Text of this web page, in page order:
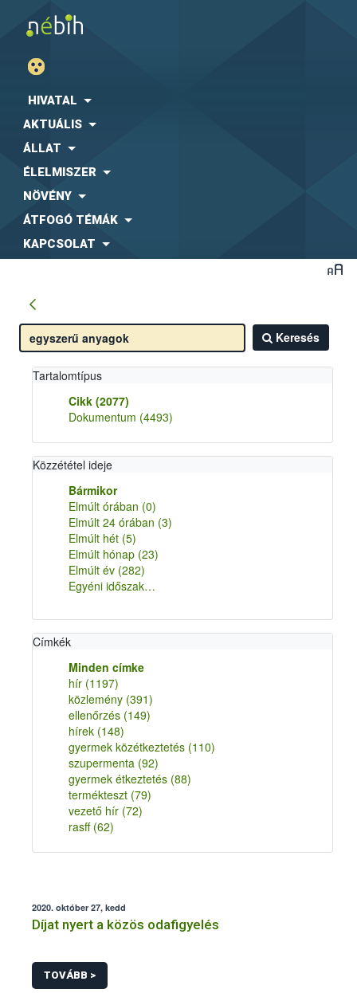
HIVATAL
AKTUÁLIS
ÁLLAT
ÉLELMISZER
NÖVÉNY
ÁTFOGÓ TÉMÁK
KAPCSOLAT
Keresés
Tartalomtípus
Cikk (2077)
Dokumentum (4493)
Közzététel ideje
Bármikor
Elmúlt órában (0)
Elmúlt 24 órában (3)
Elmúlt hét (5)
Elmúlt hónap (23)
Elmúlt év (282)
Egyéni időszak…
Címkék
Minden címke
hír (1197)
közlemény (391)
ellenőrzés (149)
hírek (148)
gyermek közétkeztetés (110)
szupermenta (92)
gyermek étkeztetés (88)
termékteszt (79)
vezető hír (72)
rasff (62)
2020. október 27, kedd
Díjat nyert a közös odafigyelés
TOVÁBB >